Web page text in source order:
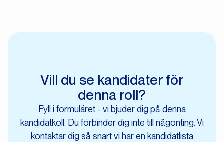
Vill du se kandidater för
denna roll?
Fyll i formuläret - vi bjuder dig på denna
kandidatkoll. Du förbinder dig inte till någonting. Vi
kontaktar dig så snart vi har en kandidatlista